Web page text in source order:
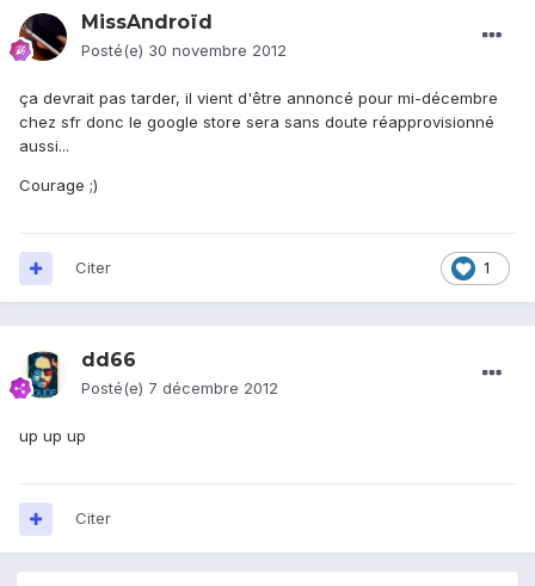
MissAndroïd
Posté(e) 30 novembre 2012
ça devrait pas tarder, il vient d'être annoncé pour mi-décembre
chez sfr donc le google store sera sans doute réapprovisionné
aussi...
Courage ;)
1
Citer
dd66
Posté(e) 7 décembre 2012
up up up
Citer